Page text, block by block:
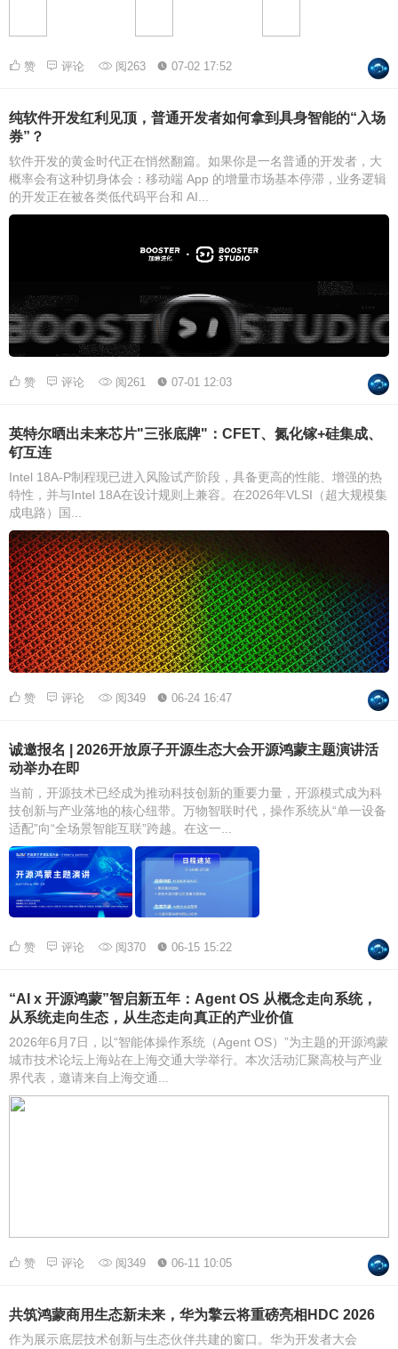
赞 评论 阅263 07-02 17:52
纯软件开发红利见顶，普通开发者如何拿到具身智能的“入场
券”？
软件开发的黄金时代正在悄然翻篇。如果你是一名普通的开发者，大
概率会有这种切身体会：移动端 App 的增量市场基本停滞，业务逻辑
的开发正在被各类低代码平台和 AI...
赞 评论 阅261 07-01 12:03
英特尔晒出未来芯片"三张底牌"：CFET、氮化镓+硅集成、
钌互连
Intel 18A-P制程现已进入风险试产阶段，具备更高的性能、增强的热
特性，并与Intel 18A在设计规则上兼容。在2026年VLSI（超大规模集
成电路）国...
赞 评论 阅349 06-24 16:47
诚邀报名 | 2026开放原子开源生态大会开源鸿蒙主题演讲活
动举办在即
当前，开源技术已经成为推动科技创新的重要力量，开源模式成为科
技创新与产业落地的核心纽带。万物智联时代，操作系统从“单一设备
适配”向“全场景智能互联”跨越。在这一...
赞 评论 阅370 06-15 15:22
“AI x 开源鸿蒙”智启新五年：Agent OS 从概念走向系统，
从系统走向生态，从生态走向真正的产业价值
2026年6月7日，以“智能体操作系统（Agent OS）”为主题的开源鸿蒙
城市技术论坛上海站在上海交通大学举行。本次活动汇聚高校与产业
界代表，邀请来自上海交通...
赞 评论 阅349 06-11 10:05
共筑鸿蒙商用生态新未来，华为擎云将重磅亮相HDC 2026
作为展示底层技术创新与生态伙伴共建的窗口。华为开发者大会